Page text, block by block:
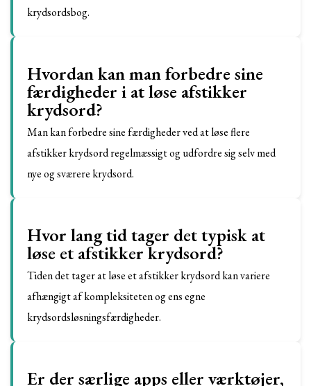
krydsordsbog.
Hvordan kan man forbedre sine
færdigheder i at løse afstikker
krydsord?
Man kan forbedre sine færdigheder ved at løse flere
afstikker krydsord regelmæssigt og udfordre sig selv med
nye og sværere krydsord.
Hvor lang tid tager det typisk at
løse et afstikker krydsord?
Tiden det tager at løse et afstikker krydsord kan variere
afhængigt af kompleksiteten og ens egne
krydsordsløsningsfærdigheder.
Er der særlige apps eller værktøjer,